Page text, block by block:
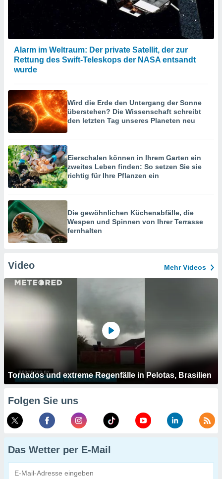
Alarm im Weltraum: Der private Satellit, der zur
Rettung des Swift-Teleskops der NASA entsandt
wurde
Wird die Erde den Untergang der Sonne
überstehen? Die Wissenschaft schreibt
den letzten Tag unseres Planeten neu
Eierschalen können in Ihrem Garten ein
zweites Leben finden: So setzen Sie sie
richtig für Ihre Pflanzen ein
Die gewöhnlichen Küchenabfälle, die
Wespen und Spinnen von Ihrer Terrasse
fernhalten
Video Mehr Videos
Tornados und extreme Regenfälle in Pelotas, Brasilien
Folgen Sie uns
Das Wetter per E-Mail